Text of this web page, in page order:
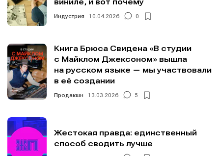
Индустрия 10.04.2026 0
Книга Брюса Свидена «В студии
с Майклом Джексоном» вышла
на русском языке — мы участвовали
в её создании
Продакшн 13.03.2026 5
Жестокая правда: единственный
способ сводить лучше